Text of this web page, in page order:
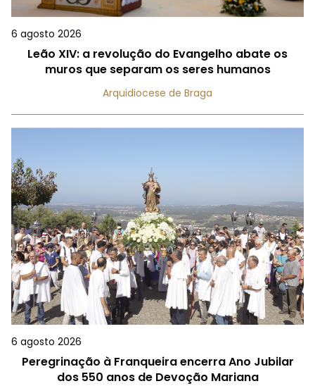
6 agosto 2026
Leão XIV: a revolução do Evangelho abate os
muros que separam os seres humanos
Arquidiocese de Braga
6 agosto 2026
Peregrinação à Franqueira encerra Ano Jubilar
dos 550 anos de Devoção Mariana